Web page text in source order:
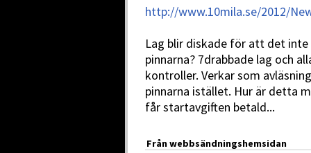
http://www.10mila.se/2012/
Lag blir diskade för att det
pinnarna? 7drabbade lag och
kontroller. Verkar som
pinnarna istället. Hur är detta
får startavgiften betald...
Från webbsändningshemsidan